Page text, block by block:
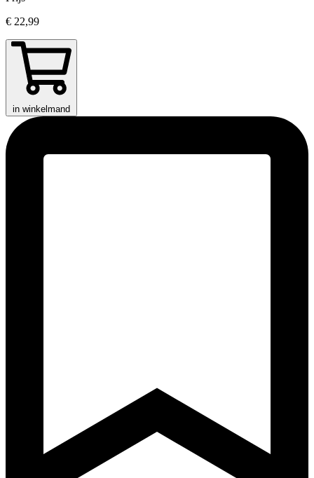
€ 22,99
in winkelmand